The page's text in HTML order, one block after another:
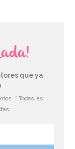
que ya
* Todas las